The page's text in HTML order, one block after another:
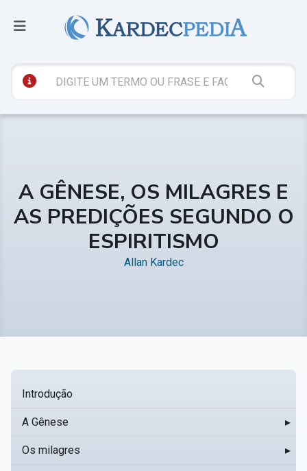
A GÊNESE, OS MILAGRES E
AS PREDIÇÕES SEGUNDO O
ESPIRITISMO
Allan Kardec
Introdução
A Gênese ▸
Os milagres ▸